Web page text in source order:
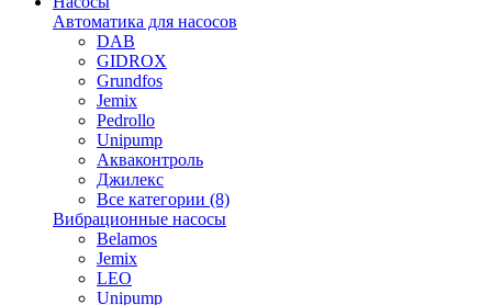
Автоматика для насосов
DAB
GIDROX
Grundfos
Jemix
Pedrollo
Unipump
Акваконтроль
Джилекс
Все категории (8)
Вибрационные насосы
Belamos
Jemix
LEO
Unipump